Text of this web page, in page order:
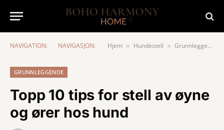
NAVIGATION: NAVIGASJON: Hjem » Hundestell » Grunnleggende
GRUNNLEGGENDE
Topp 10 tips for stell av øyne
og ører hos hund